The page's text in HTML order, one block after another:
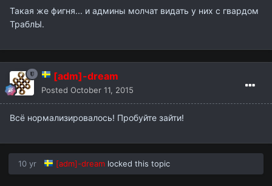
Такая же фигня... и админы молчат видать у них с гвардом
ТраблЫ.
[adm]-dream
Posted October 11, 2015
Всё нормализировалось! Пробуйте зайти!
10 yr [adm]-dream locked this topic